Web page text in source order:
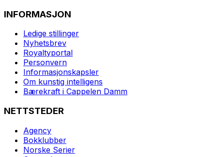
INFORMASJON
Ledige stillinger
Nyhetsbrev
Royaltyportal
Personvern
Informasjonskapsler
Om kunstig intelligens
Bærekraft i Cappelen Damm
NETTSTEDER
Agency
Bokklubber
Norske Serier